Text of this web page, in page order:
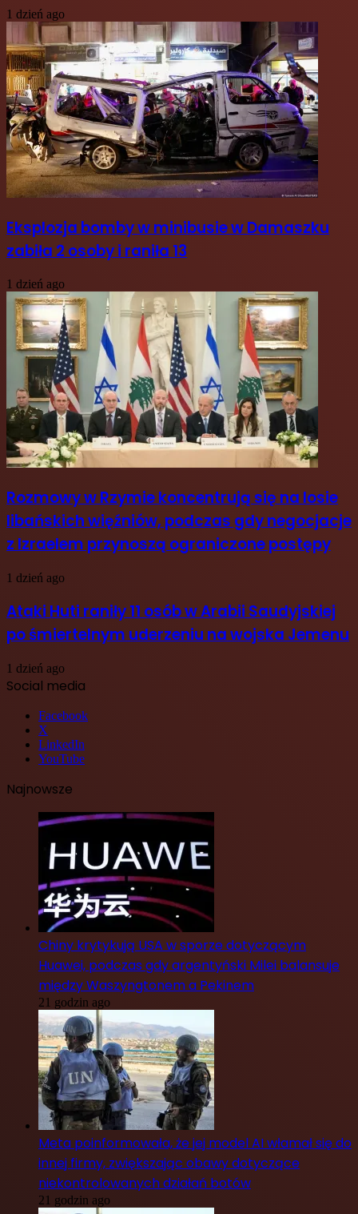
1 dzień ago
Eksplozja bomby w minibusie w Damaszku
zabiła 2 osoby i raniła 13
1 dzień ago
Rozmowy w Rzymie koncentrują się na losie
libańskich więźniów, podczas gdy negocjacje
z Izraelem przynoszą ograniczone postępy
1 dzień ago
Ataki Huti raniły 11 osób w Arabii Saudyjskiej
po śmiertelnym uderzeniu na wojska Jemenu
1 dzień ago
Social media
Facebook
X
LinkedIn
YouTube
Najnowsze
Chiny krytykują USA w sporze dotyczącym
Huawei, podczas gdy argentyński Milei balansuje
między Waszyngtonem a Pekinem
21 godzin ago
Meta poinformowała, że jej model AI włamał się do
innej firmy, zwiększając obawy dotyczące
niekontrolowanych działań botów
21 godzin ago